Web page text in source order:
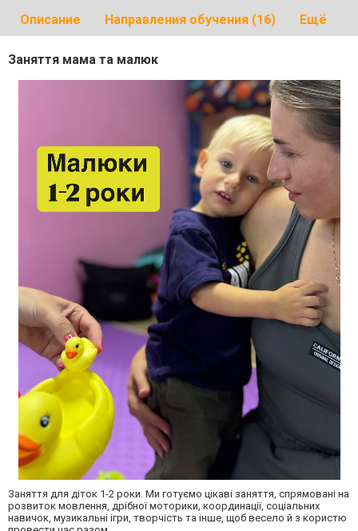
Описание Направления обучения (16) Ещё
Заняття мама та малюк
Заняття для діток 1-2 роки. Ми готуємо цікаві заняття, спрямовані на
розвиток мовлення, дрібної моторики, координації, соціальних
навичок, музикальні ігри, творчість та інше, щоб весело й з користю